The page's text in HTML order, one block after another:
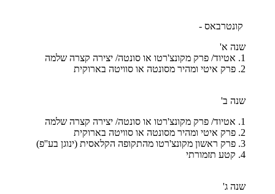
קונטרבאס -
שנה א'
1. אטיוד/ פרק מקונצ'רטו או סונטה/ יצירה קצרה שלמה
2. פרק איטי ומהיר מסונטה או סוויטה בארוקית
שנה ב'
1. אטיוד/ פרק מקונצ'רטו או סונטה/ יצירה קצרה שלמה
2. פרק איטי ומהיר מסונטה או סוויטה בארוקית
3. פרק ראשון מקונצ'רטו מהתקופה הקלאסית (ינוגן בע''פ)
4. קטע תזמורתי
שנה ג'